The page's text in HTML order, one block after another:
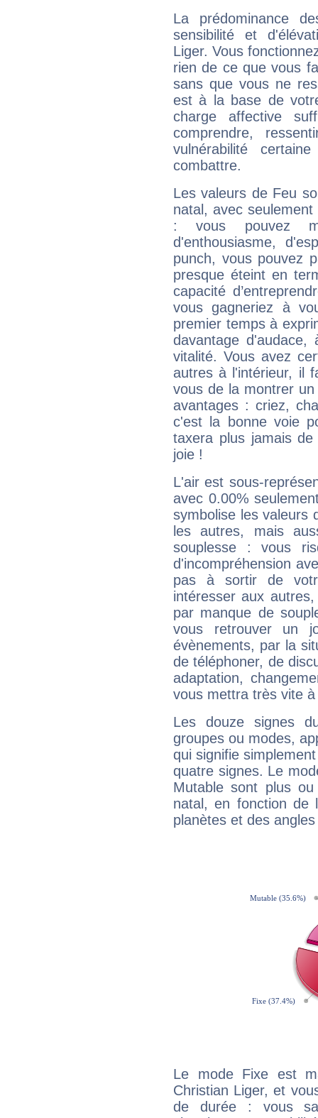
La prédominance
sensibilité et
Liger. Vous
rien de ce que vous
sans que vous ne
est à la base de
charge affective
comprendre,
vulnérabilité
combattre.
Les valeurs de Feu
natal, avec
: vous pouvez
d'enthousiasme,
punch, vous pouvez
presque éteint en
capacité
vous gagneriez à
premier temps à
davantage
vitalité. Vous avez
autres à l'intérieur, il
vous de la montrer
avantages : criez,
c'est la bonne voie
taxera plus jamais
joie !
L'air est sous-
avec 0.00%
symbolise les valeurs
les autres, mais
souplesse : vous
d'incompréhension
pas à sortir de
intéresser aux
par manque de
vous retrouver un
évènements, par la
de téléphoner, de
adaptation,
vous mettra très vite
Les douze signes
groupes ou modes,
qui signifie
quatre signes. Le
Mutable sont plus
natal, en fonction de
planètes et des
Le mode Fixe est
Christian Liger, et
de durée : vous